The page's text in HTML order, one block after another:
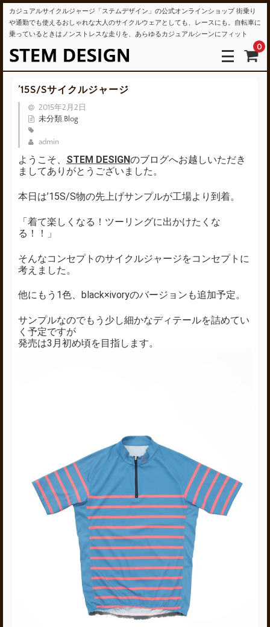
カジュアルサイクルジャージ「ステムデザイン」の公式オンラインショップ 街乗り
や通勤でも使えるおしゃれな大人のサイクルウェアとしても、レースにも。自転車に
乗っているときはノンストレスな走りを、あらゆるカジュアルシーンにフィット
0
’15S/Sサイクルジャージ
2015年2月2日
未分類, Blog
admin
ようこそ、 STEM DESIGNのブログへお越しいただき
ましてありがとうございました。
本日は’15S/S物の先上げサンプルが工場より到着。
「着て楽しくなる！ツーリングに出かけたくな
る！！」
そんなコンセプトのサイクルジャージをコンセプトに
考えました。
他にもう1色、black×ivoryのバージョンも追加予定。
サンプルなのでもう少し細かなディテールを詰めてい
く予定ですが
発売は3月初め頃を目指します。